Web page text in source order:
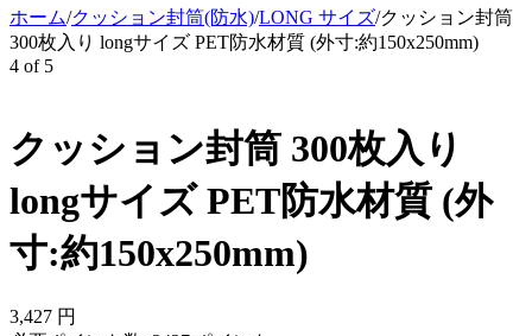
ホーム/クッション封筒(防水)/LONG サイズ/クッション封筒
300枚入り longサイズ PET防水材質 (外寸:約150x250mm)
4 of 5
クッション封筒 300枚入り
longサイズ PET防水材質 (外
寸:約150x250mm)
3,427 円